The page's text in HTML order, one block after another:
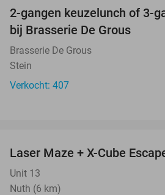
2-gangen keuzelunch of 3-
bij Brasserie De Grous
Brasserie De Grous
Stein
Verkocht: 407
Laser Maze + X-Cube
Unit 13
Nuth (6 km)